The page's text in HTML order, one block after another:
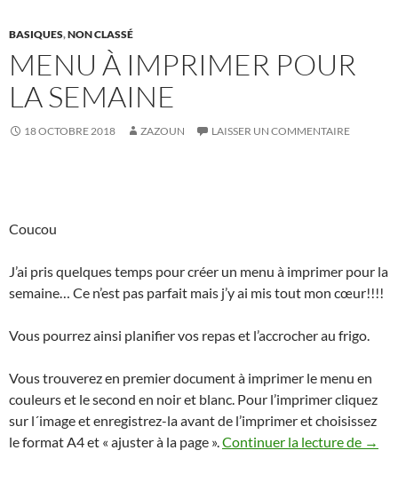
BASIQUES,NON CLASSÉ
MENU À IMPRIMER POUR
LA SEMAINE
18 OCTOBRE 2018 ZAZOUN LAISSER UN COMMENTAIRE
Coucou
J’ai pris quelques temps pour créer un menu à imprimer pour la
semaine… Ce n’est pas parfait mais j’y ai mis tout mon cœur!!!!
Vous pourrez ainsi planifier vos repas et l’accrocher au frigo.
Vous trouverez en premier document à imprimer le menu en
couleurs et le second en noir et blanc. Pour l’imprimer cliquez
sur l´image et enregistrez-la avant de l’imprimer et choisissez
le format A4 et « ajuster à la page ».Continuer la lecture de →